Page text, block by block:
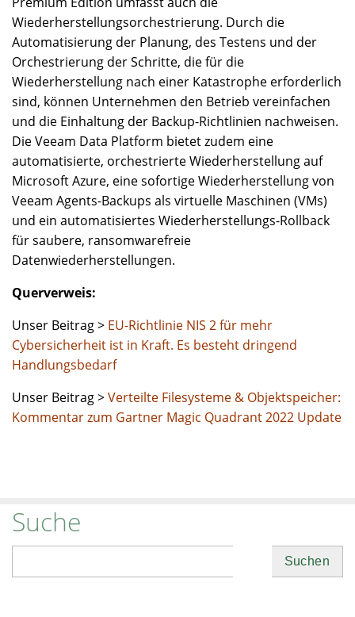
Wiederherstellungsorchestrierung. Durch die
Automatisierung der Planung, des Testens und der
Orchestrierung der Schritte, die für die
Wiederherstellung nach einer Katastrophe erforderlich
sind, können Unternehmen den Betrieb vereinfachen
und die Einhaltung der Backup-Richtlinien nachweisen.
Die Veeam Data Platform bietet zudem eine
automatisierte, orchestrierte Wiederherstellung auf
Microsoft Azure, eine sofortige Wiederherstellung von
Veeam Agents-Backups als virtuelle Maschinen (VMs)
und ein automatisiertes Wiederherstellungs-Rollback
für saubere, ransomwarefreie
Datenwiederherstellungen.
Querverweis:
Unser Beitrag > EU-Richtlinie NIS 2 für mehr
Cybersicherheit ist in Kraft. Es besteht dringend
Handlungsbedarf
Unser Beitrag >Verteilte Filesysteme & Objektspeicher:
Kommentar zum Gartner Magic Quadrant 2022 Update
Suche